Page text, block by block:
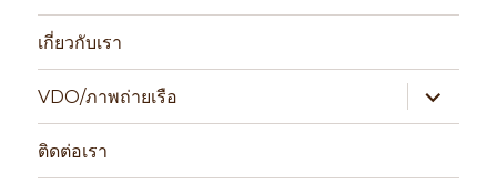
เกี่ยวกับเรา
VDO/ภาพถ่ายเรือ
expand
child
menu
ติดต่อเรา